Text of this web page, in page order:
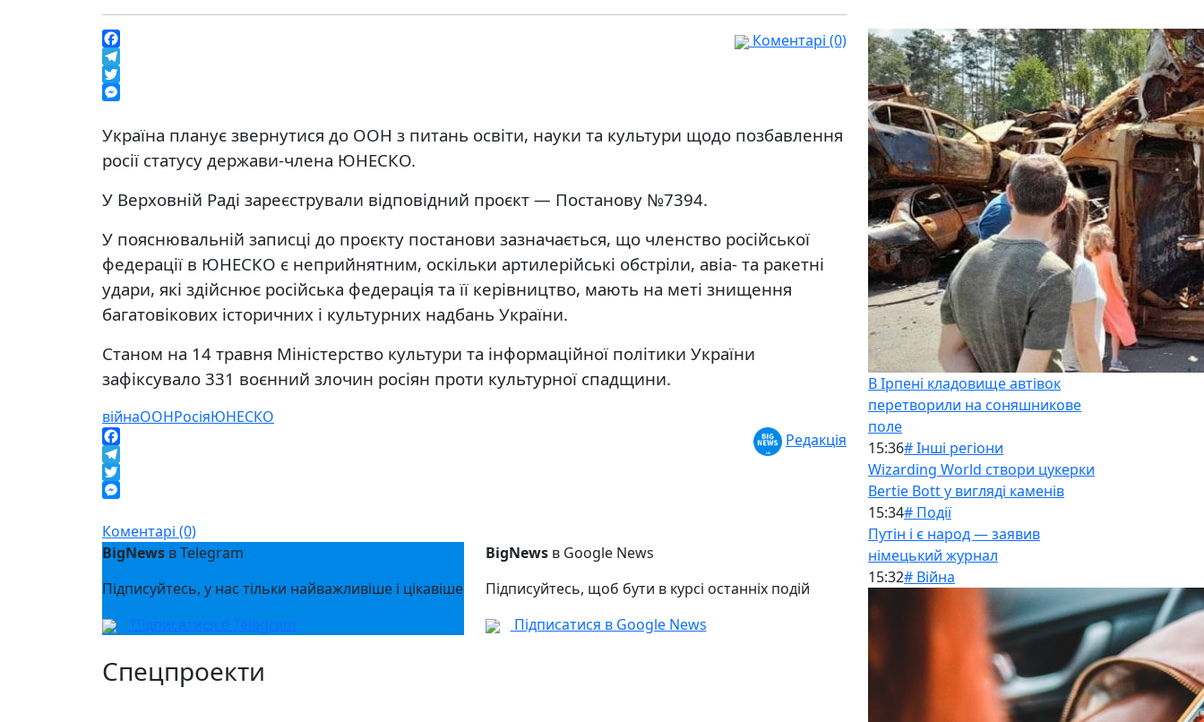
Facebook
Telegram
Twitter
Коментарі (0)
Україна планує звернутися до ООН з питань освіти, науки та культури щодо позбавлення
росії статусу держави-члена ЮНЕСКО.
У Верховній Раді зареєстрували відповідний проєкт — Постанову №7394.
У пояснювальній записці до проєкту постанови зазначається, що членство російської
федерації в ЮНЕСКО є неприйнятним, оскільки артилерійські обстріли, авіа- та ракетні
удари, які здійснює російська федерація та її керівництво, мають на меті знищення
багатовікових історичних і культурних надбань України.
Станом на 14 травня Міністерство культури та інформаційної політики України
зафіксувало 331 воєнний злочин росіян проти культурної спадщини.
війнаООНРосіяЮНЕСКО
Facebook
Telegram
Twitter
Редакція
Коментарі (0)
BigNews в Telegram
Підписуйтесь, у нас тільки найважливіше і цікавіше
Підписатися в Telegram
BigNewsв Google News
Підписуйтесь, щоб бути в курсі останніх подій
Підписатися в Google News
Спецпроекти
В Ірпені кладовище автівок
перетворили на соняшникове
поле
15:36# Інші регіони
Wizarding World створи цукерки
Bertie Bott у вигляді каменів
15:34# Події
Путін і є народ — заявив
німецький журнал
15:32# Війна